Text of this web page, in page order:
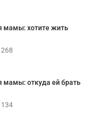
мамы: хотите жить
268
мамы: откуда ей брать
134